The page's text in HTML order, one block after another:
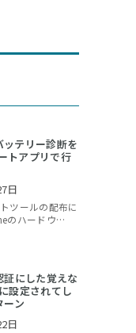
テリー診断を
トアプリで行
日
ツールの配布に
のハードウ…
証にした覚えな
設定されてし
ーン
日